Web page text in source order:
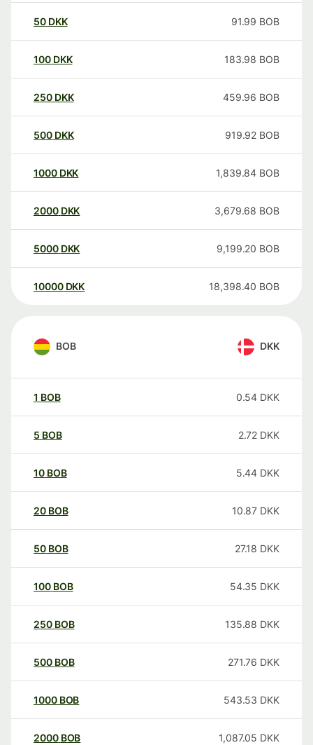
50 DKK 91.99 BOB
100 DKK 183.98 BOB
250 DKK 459.96 BOB
500 DKK 919.92 BOB
1000 DKK 1,839.84 BOB
2000 DKK 3,679.68 BOB
5000 DKK 9,199.20 BOB
10000 DKK 18,398.40 BOB
BOB DKK
1 BOB 0.54 DKK
5 BOB 2.72 DKK
10 BOB 5.44 DKK
20 BOB 10.87 DKK
50 BOB 27.18 DKK
100 BOB 54.35 DKK
250 BOB 135.88 DKK
500 BOB 271.76 DKK
1000 BOB 543.53 DKK
2000 BOB 1,087.05 DKK